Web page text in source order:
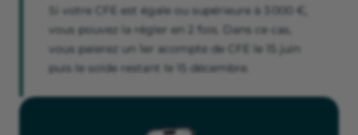
Si votre CFE est égale ou supérieure à 3 000 €,
vous pouvez la régler en 2 fois. Dans ce cas,
vous paierez un 1er acompte de CFE le 15 juin
puis le solde restant le 15 décembre.